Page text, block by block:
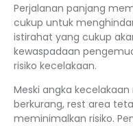
Perjalanan panjang
cukup untuk
istirahat yang cukup
kewaspadaan
risiko kecelakaan.
Meski angka
berkurang, rest area
meminimalkan risiko.